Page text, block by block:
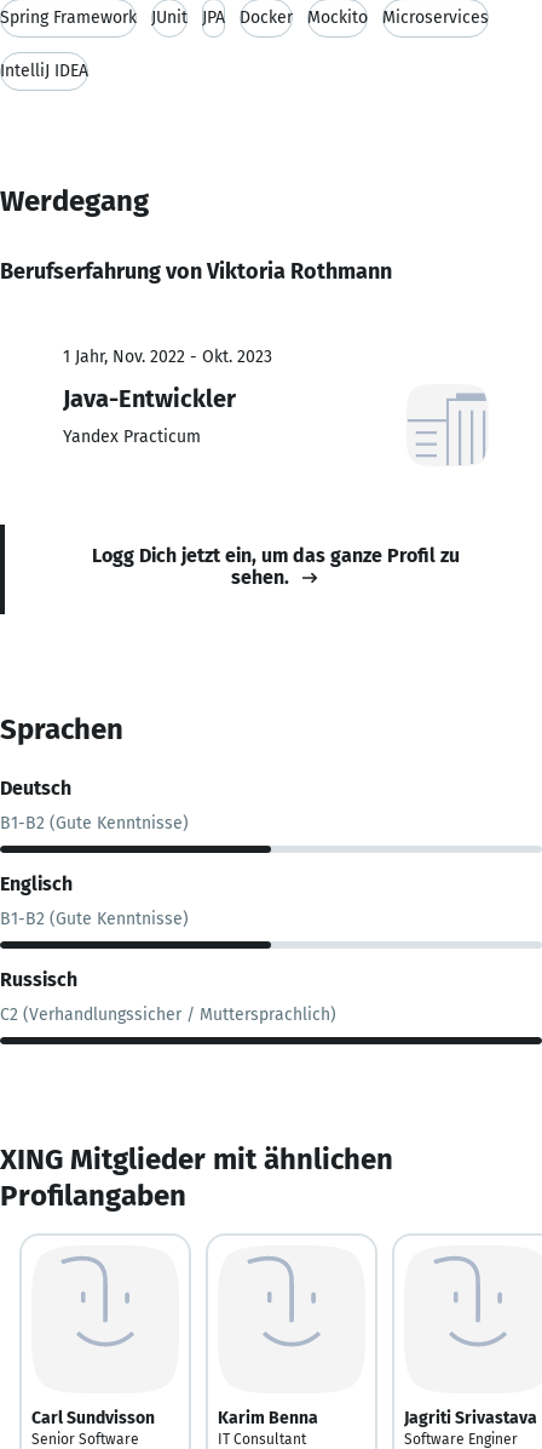
Spring Framework JUnit JPA Docker Mockito Microservices
IntelliJ IDEA
Werdegang
Berufserfahrung von Viktoria Rothmann
1 Jahr, Nov. 2022 - Okt. 2023
Java-Entwickler
Yandex Practicum
Logg Dich jetzt ein, um das ganze Profil zu
sehen.
Sprachen
Deutsch
B1-B2 (Gute Kenntnisse)
Englisch
B1-B2 (Gute Kenntnisse)
Russisch
C2 (Verhandlungssicher / Muttersprachlich)
XING Mitglieder mit ähnlichen
Profilangaben
Carl Sundvisson
Senior Software
Karim Benna
IT Consultant
Jagriti Srivastava
Software Enginer